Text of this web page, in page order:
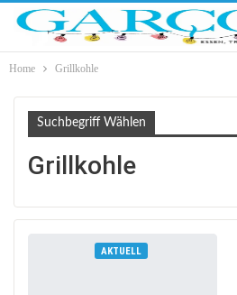
Home Grillkohle
Suchbegriff Wählen
Grillkohle
AKTUELL